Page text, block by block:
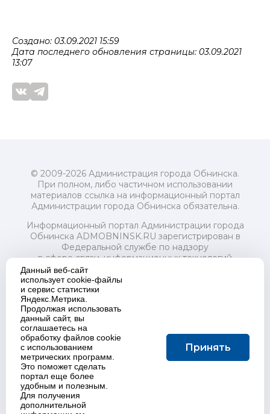
Создано: 03.09.2021 15:59
Дата последнего обновления страницы: 03.09.2021
13:07
© 2009-2026 Администрация города Обнинска.
При полном, либо частичном использовании
материалов ссылка на информационный портал
Администрации города Обнинска обязательна.
Информационный портал Администрации города
Обнинска ADMOBNINSK.RU зарегистрирован в
Федеральной службе по надзору
в сфере связи, информационных технологий
и массовых коммуникаций (Роскомнадзор) 24 июля
2018 года.
Свидетельство о регистрации Эл № ФС77-73321
Учредитель: Администрация (исполнительно-
распорядительный орган) городского округа "Город
Обнинск". Главный редактор: Байкова Е.А.
Адрес электронной почты Редакции:
redactor@admobninsk.ru
Телефон Редакции: +7 (484) 395-85-85
Настоящий ресурс содержит материалы 18+
Политика в отношении обработки персональных
Данный веб-сайт
использует cookie-файлы
и сервис статистики
Яндекс.Метрика.
Продолжая использовать
данный сайт, вы
соглашаетесь на
обработку файлов cookie
с использованием
метрических программ.
Это поможет сделать
портал еще более
удобным и полезным.
Для получения
дополнительной
Принять